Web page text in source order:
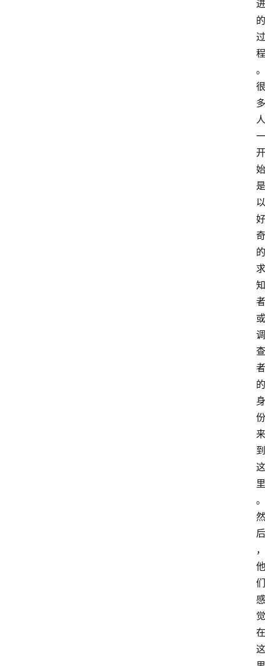
进
的
过
程
。
很
多
人
一
开
始
是
以
好
奇
的
求
知
者
或
调
查
者
的
身
份
来
到
这
里
。
然
后
，
他
们
感
觉
在
这